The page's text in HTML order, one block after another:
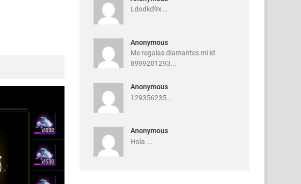
Ldodkd9x...
Anonymous
Me regalas diamantes mi id
8999201293...
Anonymous
129356235...
Anonymous
Hola ...